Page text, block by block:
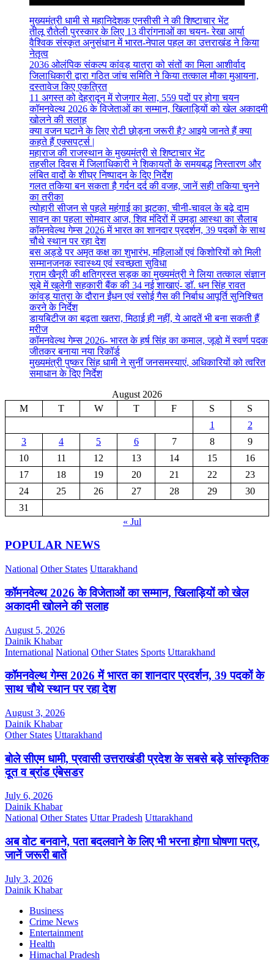
मुख्यमंत्री धामी से महानिदेशक एनसीसी ने की शिष्टाचार भेंट
तीलू रौतेली पुरस्कार के लिए 13 वीरांगनाओं का चयन- रेखा आर्या
वैश्विक संस्कृत अनुसंधान में भारत-नेपाल पहल का उत्तराखंड ने किया
नेतृत्व
2036 ओलंपिक संकल्प कांवड़ यात्रा को संतों का मिला आशीर्वाद
जिलाधिकारी द्वारा गठित जांच समिति ने किया तत्काल मौका मुआयना,
दस्तावेज किए एकत्रित
11 अगस्त को देहरादून में रोजगार मेला, 559 पदों पर होगा चयन
कॉमनवेल्थ 2026 के विजेताओं का सम्मान, खिलाड़ियों को खेल अकादमी
खोलने की सलाह
क्या वजन घटाने के लिए रोटी छोड़ना जरूरी है? आइये जानते हैं क्या
कहते हैं एक्सपर्ट्स |
महाराज की राजस्थान के मुख्यमंत्री से शिष्टाचार भेंट
तहसील दिवस में जिलाधिकारी ने शिकायतों के समयबद्ध निस्तारण और
लंबित वादों के शीघ्र निष्पादन के दिए निर्देश
गलत तकिया बन सकता है गर्दन दर्द की वजह, जानें सही तकिया चुनने
का तरीका
त्योहारी सीजन से पहले महंगाई का झटका, चीनी-चावल के बढ़े दाम
सावन का पहला सोमवार आज, शिव मंदिरों में उमड़ा आस्था का सैलाब
कॉमनवेल्थ गेम्स 2026 में भारत का शानदार प्रदर्शन, 39 पदकों के साथ
चौथे स्थान पर रहा देश
बस अड्डे पर अमृत कक्ष का शुभारंभ, महिलाओं एवं किशोरियों को मिली
सम्मानजनक स्वास्थ्य एवं स्वच्छता सुविधा
ग्राम खैनूरी की क्षतिग्रस्त सड़क का मुख्यमंत्री ने लिया तत्काल संज्ञान
सूबे में खुलेगी सहकारी बैंक की 34 नई शाखाएं- डाॅ. धन सिंह रावत
कांवड़ यात्रा के दौरान ईंधन एवं रसोई गैस की निर्बाध आपूर्ति सुनिश्चित
करने के निर्देश
डायबिटीज का बढ़ता खतरा, मिठाई ही नहीं, ये आदतें भी बना सकती हैं
मरीज
कॉमनवेल्थ गेम्स 2026- भारत के हर्ष सिंह का कमाल, जूडो में स्वर्ण पदक
जीतकर बनाया नया रिकॉर्ड
मुख्यमंत्री पुष्कर सिंह धामी ने सुनीं जनसमस्याएं, अधिकारियों को त्वरित
समाधान के दिए निर्देश
August 2026
M
T W T F S
S
1
2
3
4 5 6 7 8
9
10
11 12 13 14 15
16
17
18 19 20 21 22
23
24
25 26 27 28 29
30
31
« Jul
POPULAR NEWS
National Other States Uttarakhand
कॉमनवेल्थ 2026 के विजेताओं का सम्मान, खिलाड़ियों को खेल
अकादमी खोलने की सलाह
August 5, 2026
Dainik Khabar
International National Other States Sports Uttarakhand
कॉमनवेल्थ गेम्स 2026 में भारत का शानदार प्रदर्शन, 39 पदकों के
साथ चौथे स्थान पर रहा देश
August 3, 2026
Dainik Khabar
Other States Uttarakhand
बोले सीएम धामी, प्रवासी उत्तराखंडी प्रदेश के सबसे बड़े सांस्कृतिक
दूत व ब्रांड एंबेसडर
July 6, 2026
Dainik Khabar
National Other States Uttar Pradesh Uttarakhand
अब वोट बनवाने, पता बदलवाने के लिए भी भरना होगा घोषणा पत्र,
जानें जरूरी बातें
July 3, 2026
Dainik Khabar
Business
Crime News
Entertainment
Health
Himachal Pradesh